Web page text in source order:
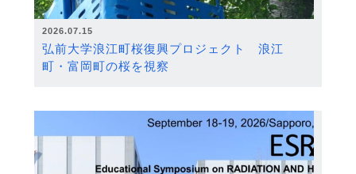
2026.07.15
弘前大学浪江町桜復興プロジェクト 浪江
町・富岡町の桜を視察